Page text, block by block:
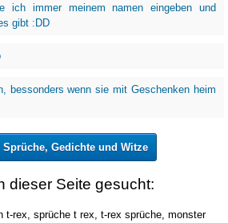
ich immer meinem namen eingeben und
gibt :DD
bessonders wenn sie mit Geschenken heim
Sprüche, Gedichte und Witze
dieser Seite gesucht:
t-rex, sprüche t rex, t-rex sprüche, monster